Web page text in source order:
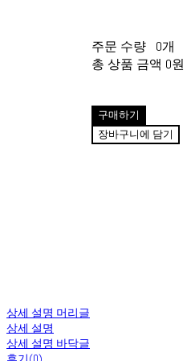
주문 수량
0개
총 상품 금액 0원
구매하기
장바구니에 담기
상세 설명 머리글
상세 설명
상세 설명 바닥글